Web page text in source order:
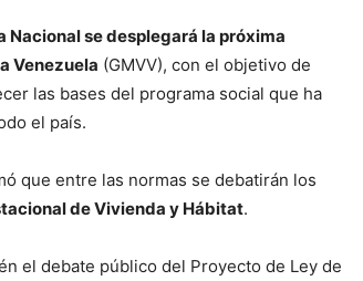
se desplegará la próxima
Venezuela (GMVV), con el objetivo de
las bases del programa social que ha
el país.
que entre las normas se debatirán los
de Vivienda y Hábitat.
el debate público del Proyecto de Ley de